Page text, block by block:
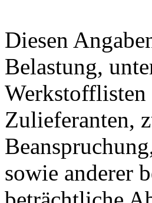
Diesen
Belastung,
Werkstofflisten
Zulieferanten,
sowie anderer